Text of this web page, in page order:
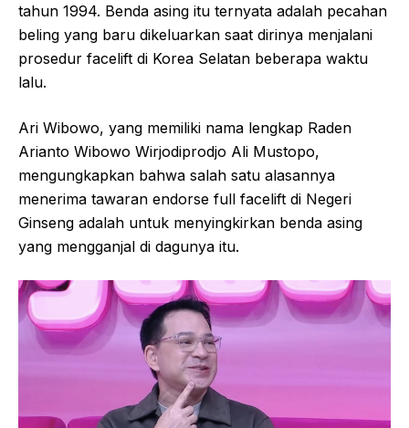
tahun 1994. Benda asing itu ternyata adalah pecahan
beling yang baru dikeluarkan saat dirinya menjalani
prosedur facelift di Korea Selatan beberapa waktu
lalu.
Ari Wibowo, yang memiliki nama lengkap Raden
Arianto Wibowo Wirjodiprodjo Ali Mustopo,
mengungkapkan bahwa salah satu alasannya
menerima tawaran endorse full facelift di Negeri
Ginseng adalah untuk menyingkirkan benda asing
yang mengganjal di dagunya itu.